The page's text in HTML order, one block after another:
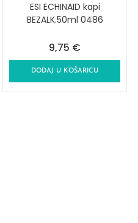
ESI ECHINAID kapi
BEZALK.50ml 0486
9,75 €
DODAJ U KOŠARICU